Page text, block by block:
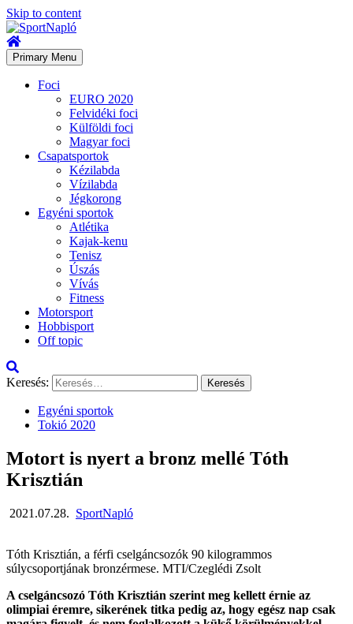
Skip to content
Primary Menu
Foci
EURO 2020
Felvidéki foci
Külföldi foci
Magyar foci
Csapatsportok
Kézilabda
Vízilabda
Jégkorong
Egyéni sportok
Atlétika
Kajak-kenu
Tenisz
Úszás
Vívás
Fitness
Motorsport
Hobbisport
Off topic
Keresés:
Egyéni sportok
Tokió 2020
Motort is nyert a bronz mellé Tóth
Krisztián
2021.07.28. SportNapló
Tóth Krisztián, a férfi cselgáncsozók 90 kilogrammos
súlycsoportjának bronzérmese. MTI/Czeglédi Zsolt
A cselgáncsozó Tóth Krisztián szerint meg kellett érnie az
olimpiai éremre, sikerének titka pedig az, hogy egész nap csak